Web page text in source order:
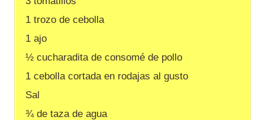
1 trozo de cebolla
1 ajo
½ cucharadita de consomé de pollo
1 cebolla cortada en rodajas al gusto
Sal
¾ de taza de agua